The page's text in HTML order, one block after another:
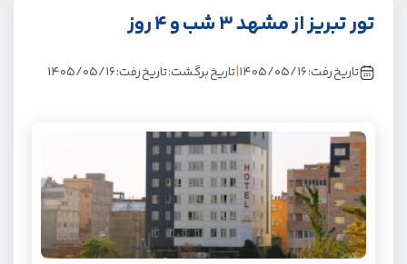
تور تبریز از مشهد 3 شب و 4 روز
تاریخ رفت:۱۴۰۵/۰۵/۱۶|تاریخ برگشت:تاریخ رفت: ۱۴۰۵/۰۵/۱۶